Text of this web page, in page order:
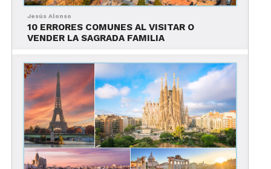
cien años de construcción, aún no está terminado.
Descubre sus rincones con estevideo .
imperdible de Gaudí y nuestra segunda parada: ver
Barcelona al atardecer desde el fascinante Parc
Güell
2. Parc Güell
Jesús Alonso
10 ERRORES COMUNES AL VISITAR O
VENDER LA SAGRADA FAMILIA